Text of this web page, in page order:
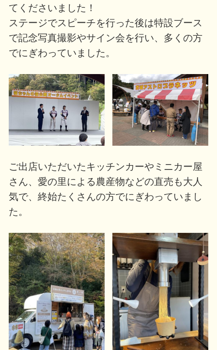
てくださいました！
ステージでスピーチを行った後は特設ブース
で記念写真撮影やサイン会を行い、多くの方
でにぎわっていました。
ご出店いただいたキッチンカーやミニカー屋
さん、愛の里による農産物などの直売も大人
気で、終始たくさんの方でにぎわっていまし
た。